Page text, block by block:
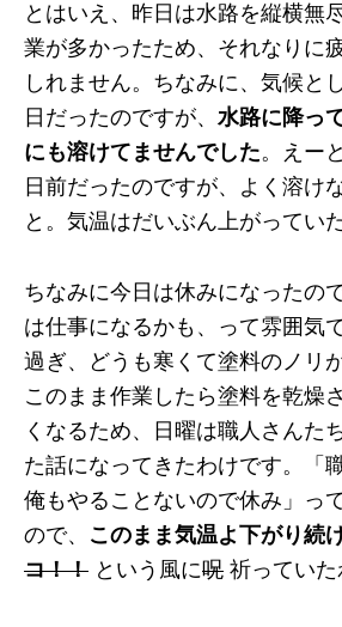
とはいえ、昨日は水路を縦横無
業が多かったため、それなりに
しれません。ちなみに、気候と
日だったのですが、 水路に降っ
にも溶けてませんでした。えー
日前だったのですが、よく溶け
と。気温はだいぶん上がってい
ちなみに今日は休みになったの
は仕事になるかも、って雰囲気
過ぎ、どうも寒くて塗料のノリ
このまま作業したら塗料を乾燥
くなるため、日曜は職人さんた
た話になってきたわけです。「
俺もやることないので休み」っ
ので、 このまま気温よ下がり続
コ！！ という風に呪 祈っていた